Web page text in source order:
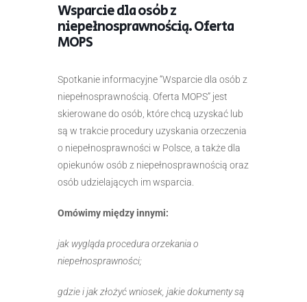
Wsparcie dla osób z
niepełnosprawnością. Oferta
MOPS
Spotkanie informacyjne “Wsparcie dla osób z
niepełnosprawnością. Oferta MOPS” jest
skierowane do osób, które chcą uzyskać lub
są w trakcie procedury uzyskania orzeczenia
o niepełnosprawności w Polsce, a także dla
opiekunów osób z niepełnosprawnością oraz
osób udzielających im wsparcia.
Omówimy między innymi:
jak wygląda procedura orzekania o
niepełnosprawności;
gdzie i jak złożyć wniosek, jakie dokumenty są